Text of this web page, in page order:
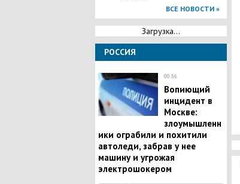
ВСЕ НОВОСТИ »
Загрузка...
РОССИЯ
00:56
​Вопиющий
инцидент в
Москве:
злоумышленн
ики ограбили и похитили
автоледи, забрав у нее
машину и угрожая
электрошокером